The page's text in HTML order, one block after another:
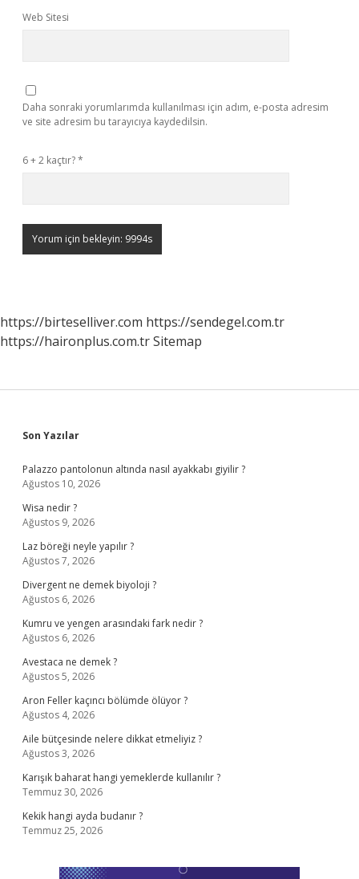
Web Sitesi
Daha sonraki yorumlarımda kullanılması için adım, e-posta adresim
ve site adresim bu tarayıcıya kaydedilsin.
6 + 2 kaçtır?*
https://birteselliver.com https://sendegel.com.tr
https://haironplus.com.trSitemap
Sidebar
Son Yazılar
Palazzo pantolonun altında nasıl ayakkabı giyilir ?
Ağustos 10, 2026
Wisa nedir ?
Ağustos 9, 2026
Laz böreği neyle yapılır ?
Ağustos 7, 2026
Divergent ne demek biyoloji ?
Ağustos 6, 2026
Kumru ve yengen arasındaki fark nedir ?
Ağustos 6, 2026
Avestaca ne demek ?
Ağustos 5, 2026
Aron Feller kaçıncı bölümde ölüyor ?
Ağustos 4, 2026
Aile bütçesinde nelere dikkat etmeliyiz ?
Ağustos 3, 2026
Karışık baharat hangi yemeklerde kullanılır ?
Temmuz 30, 2026
Kekik hangi ayda budanır ?
Temmuz 25, 2026